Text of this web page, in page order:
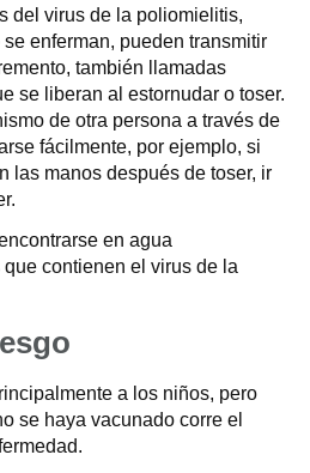
del virus de la poliomielitis,
enferman, pueden transmitir
también llamadas
se liberan al estornudar o toser.
de otra persona a través de
fácilmente, por ejemplo, si
las manos después de toser, ir
en agua
contienen el virus de la
a los niños, pero
se haya vacunado corre el